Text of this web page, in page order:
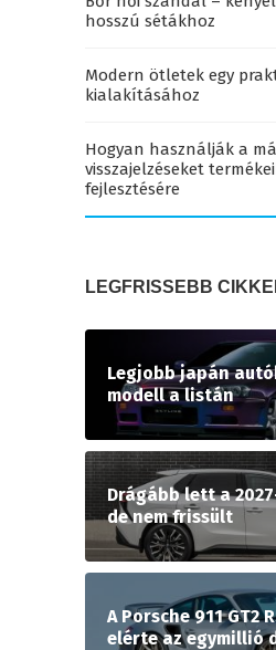
hosszú sétákhoz
Modern ötletek egy
kialakításához
Hogyan használják a
visszajelzéseket
fejlesztésére
LEGFRISSEBB
Legjobb japán
modell a listán
Drágább lett a
de nem frissült
A Porsche 911 GT2
elérte az egymillió